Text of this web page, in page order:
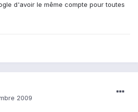
d'avoir le même compte pour toutes
2009